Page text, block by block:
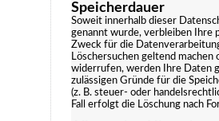
Speicherdauer
Soweit innerhalb dieser
genannt wurde, verbleiben Ihre
Zweck für die
Löschersuchen geltend
widerrufen, werden Ihre Daten
zulässigen Gründe für die
(z. B. steuer- oder
Fall erfolgt die Löschung nach